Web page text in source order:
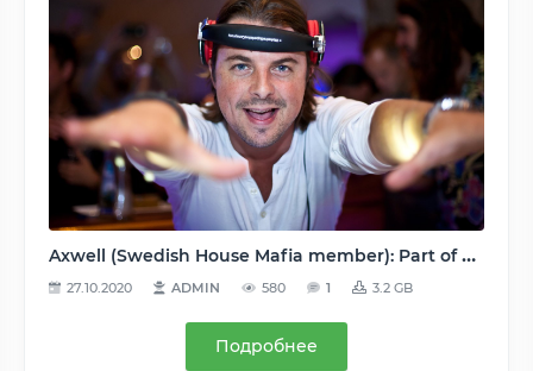
Axwell (Swedish House Mafia member): Part of Discography (Jetlag, Mambana, OXL) (48 релизов) - 2001-2010, MP3 (tracks, image+cue), VBR kbps / 192-320 kbps
27.10.2020 ADMIN 580 1 3.2 GB
Подробнее